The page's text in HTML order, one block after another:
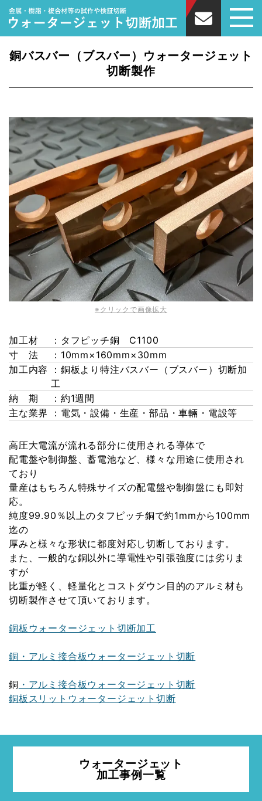
銅バスバー（ブスバー）ウォータージェット
切断製作
※クリックで画像拡大
加工材
：タフピッチ銅 C1100
寸 法
：10mm×160mm×30mm
加工内容
：銅板より特注バスバー（ブスバー）切断加
工
納 期
：約1週間
主な業界
：電気・設備・生産・部品・車輛・電設等
高圧大電流が流れる部分に使用される導体で
配電盤や制御盤、蓄電池など、様々な用途に使用され
ており
量産はもちろん特殊サイズの配電盤や制御盤にも即対
応。
純度99.90％以上のタフピッチ銅で約1mmから100mm
迄の
厚みと様々な形状に都度対応し切断しております。
また、一般的な銅以外に導電性や引張強度には劣りま
すが
比重が軽く、軽量化とコストダウン目的のアルミ材も
切断製作させて頂いております。
銅板ウォータージェット切断加工
銅・アルミ接合板ウォータージェット切断
銅 ・アルミ接合板ウォータージェット切断
銅板スリットウォータージェット切断
ウォータージェット
加工事例一覧